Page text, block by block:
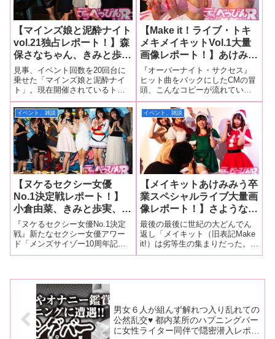
【マインズ娘と泥酔ナイト
vol.21独占レポート！】森
保さなちゃん、きみと歩実
ちゃん、川菜ひかるちゃ
ん、南まゆちゃんが下ネタ
爆発トークで大盛り上が
り！ しかし、イベント最
後に出演者も初耳の衝撃発
表が！【マインズイベント
3連発その3】
見事、イベント回数を20回台に
乗せた「マインズ娘と泥酔ナイ
ト」。現在開催されているトー
ク系イベントの中ではいちばん
長いのではないでしょうか！
その「マインズ娘と泥酔ナイト
vol.21」が9月26日、東京・阿佐
ヶ谷ロフトAで行われたので独占
レ
【Make it！ライブ・トキ
メキメイキットVol.1大量
画像レポート！】あけみみ
う、涼海みさ、一ノ瀬恋、
北乃みれいが結成した新ア
イドルグループ・Make it !
が本格始動！ チケットソ
ールドアウトにメンバー、
ファンも感涙のスタート！
『オーバーナイト・サクセス』
ヒット曲をバックにしたCMの冒
頭、こんなコピーが流れてい
た。「ブロードウェイの舞台で
は、一夜にしてスターの座を勝
ち取るか、一夜にして振り出し
に戻るか、そのいずれかであ
る。明日のスターを夢見る若者
たちの合言葉、それ
イベント、雑談
【ヌケるセクシー女優
No.1決定戦レポート！】
小倉由菜、きみと歩実、永
瀬みなも、大槻ひびき、波
多野結衣、倉木しおりとい
まいちばん輝くセクシー女
優が新春から勢ぞろい！
賞」に輝いたのは誰だ！？
『ヌケるセクシー女優No.1決定
戦』新たなセクシー女優アワー
ド「メンズサイゾー10周年記念
イベント ゲオTVスペシャルアワ
宿歌舞伎町にあるロフトプラス
ワンで開催されました。昨年
イベント、雑談
【メイキットあけみみう卒
業スペシャルライブ大量画
像レポート！】さような
ら、あけみみう！ そし
て、おかえりなさい！ え
っ！ どういうこと！？
世紀の大どんでん返しにフ
卒業撤回音声あり！】
最後の最後に世紀の大どんでん
返し「メイキット（旧表記Make
it!）は劣等生の集まりだった。ま
た、そのなかでもあけみみうは
唱力とダンスの評価を聞いたこ
男女６人が組んず解れつ入り乱れての
公然乱交♥ 都内某所のハプニングバー
に女性ライター同伴で隠密潜入レポー